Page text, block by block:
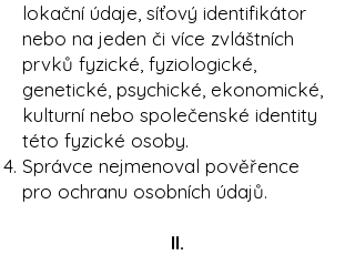
lokační údaje, síťový identifikátor
nebo na jeden či více zvláštních
prvků fyzické, fyziologické,
genetické, psychické, ekonomické,
kulturní nebo společenské identity
této fyzické osoby.
Správce nejmenoval pověřence
pro ochranu osobních údajů.
II.